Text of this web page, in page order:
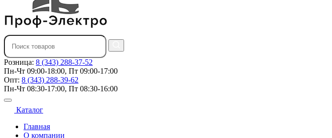
Розница: 8 (343) 288-37-52
Пн-Чт 09:00-18:00, Пт 09:00-17:00
Опт: 8 (343) 288-39-62
Пн-Чт 08:30-17:00, Пт 08:30-16:00
Каталог
Главная
О компании